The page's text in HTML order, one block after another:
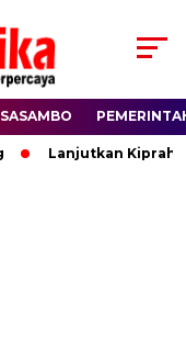
SASAMBO
Lanjutkan Kiprah